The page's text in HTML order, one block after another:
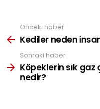
more
Önceki haber
Kediler neden
Sonraki haber
Köpeklerin sık gaz
nedir?